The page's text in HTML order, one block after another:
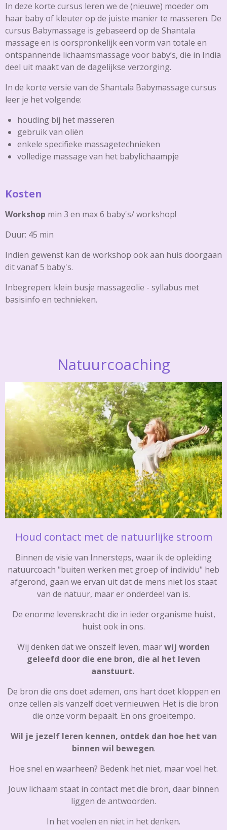
In deze korte cursus leren we de (nieuwe) moeder om
haar baby of kleuter op de juiste manier te masseren. De
cursus Babymassage is gebaseerd op de Shantala
massage en is oorspronkelijk een vorm van totale en
ontspannende lichaamsmassage voor baby’s, die in India
deel uit maakt van de dagelijkse verzorging.
In de korte versie van de Shantala Babymassage cursus
leer je het volgende:
houding bij het masseren
gebruik van oliën
enkele specifieke massagetechnieken
volledige massage van het babylichaampje
Kosten
Workshop min 3 en max 6 baby's/ workshop!
Duur: 45 min
Indien gewenst kan de workshop ook aan huis doorgaan
dit vanaf 5 baby's.
Inbegrepen: klein busje massageolie - syllabus met
basisinfo en technieken.
Natuurcoaching
Houd contact met de natuurlijke stroom
Binnen de visie van Innersteps, waar ik de opleiding
natuurcoach "buiten werken met groep of individu" heb
afgerond, gaan we ervan uit dat de mens niet los staat
van de natuur, maar er onderdeel van is.
De enorme levenskracht die in ieder organisme huist,
huist ook in ons.
Wij denken dat we onszelf leven, maarwij worden
geleefd door die ene bron, die al het leven
aanstuurt.
De bron die ons doet ademen, ons hart doet kloppen en
onze cellen als vanzelf doet vernieuwen. Het is die bron
die onze vorm bepaalt. En ons groeitempo.
Wil je jezelf leren kennen, ontdek dan hoe het van
binnen wil bewegen.
Hoe snel en waarheen? Bedenk het niet, maar voel het.
Jouw lichaam staat in contact met die bron, daar binnen
liggen de antwoorden.
In het voelen en niet in het denken.